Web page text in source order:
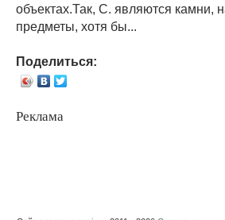
объектах.Так, С. являются камни,
предметы, хотя бы...
Поделиться:
Реклама